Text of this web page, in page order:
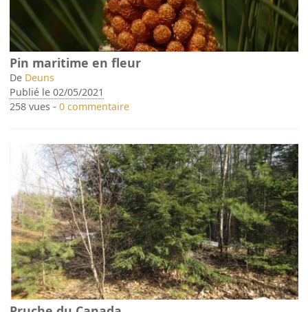
Pin maritime en fleur
De Deuns
Publié le 02/05/2021
258 vues -0 commentaire